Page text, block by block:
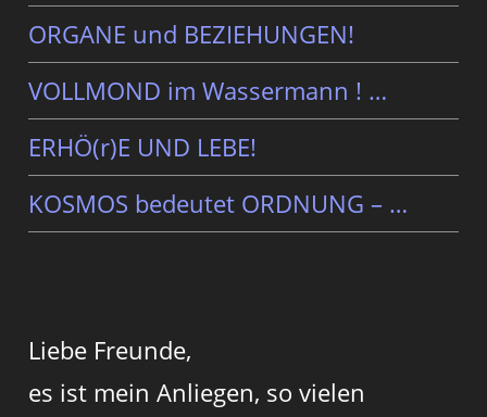
ORGANE und BEZIEHUNGEN!
VOLLMOND im Wassermann ! …
ERHÖ(r)E UND LEBE!
KOSMOS bedeutet ORDNUNG – …
Liebe Freunde,
es ist mein Anliegen, so vielen